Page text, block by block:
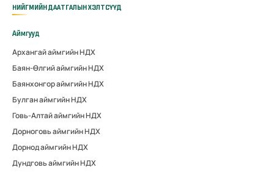
НИЙГМИЙН ДААТГАЛЫН ХЭЛТСҮҮД
Аймгууд
Архангай аймгийн НДХ
Баян-Өлгий аймгийн НДХ
Баянхонгор аймгийн НДХ
Булган аймгийн НДХ
Говь-Алтай аймгийн НДХ
Дорноговь аймгийн НДХ
Дорнод аймгийн НДХ
Дундговь аймгийн НДХ